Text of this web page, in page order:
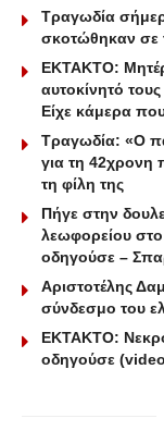
Τραγωδία
σκοτώθηκαν σε
ΕΚΤΑΚΤΟ:
αυτοκίνητό
Είχε κάμερα
Τραγωδία: «Ο
για τη
τη φίλη της
Πήγε στην
λεωφορείου
οδηγούσε –
Αριστοτέλης
σύνδεσμο του
ΕΚΤΑΚΤΟ:
οδηγούσε